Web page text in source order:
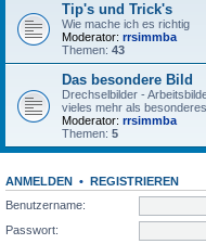
Tip's und Trick's
Wie mache ich es richtig
Moderator: rrsimmba
Themen: 43
Das besondere Bild
Drechselbilder -
vieles mehr als
Moderator: rrsimmba
Themen: 5
ANMELDEN • REGISTRIEREN
Benutzername:
Passwort: